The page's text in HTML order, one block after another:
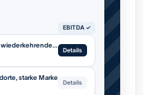
EBITDA ✓
Industrielle Automatisierung (OEM), wiederkehrender Service
Details
starke Marke
Details